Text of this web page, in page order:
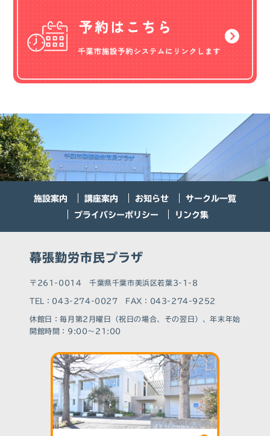
施設案内 講座案内 お知らせ
サークル一覧
プライバシーポリシー
リンク集
幕張勤労市民プラザ
〒261-0014 千葉県千葉市美浜区若葉3-1-8
TEL：043-274-0027 FAX：043-274-9252
休館⽇：毎月第2月曜日（祝日の場合、その翌日）、年末年始
開館時間：9:00～21:00